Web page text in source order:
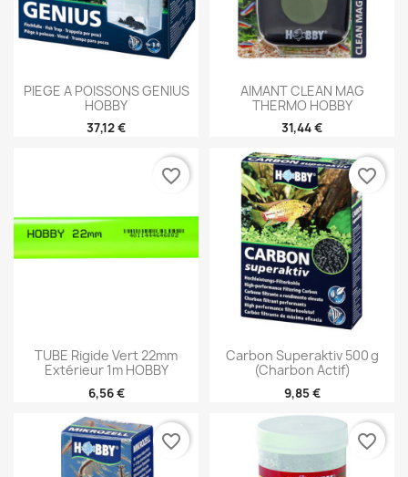
PIEGE A POISSONS GENIUS
HOBBY
37,12 €
AIMANT CLEAN MAG
THERMO HOBBY
31,44 €
TUBE Rigide Vert 22mm
Extérieur 1m HOBBY
6,56 €
favorite_border
Carbon Superaktiv 500 G
(Charbon Actif)
9,85 €
favorite_border
favorite_border favorite_border